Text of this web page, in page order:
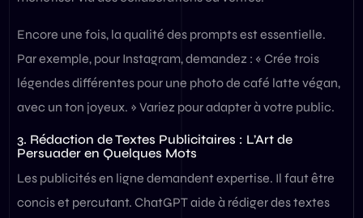
Encore une fois, la qualité des prompts est essentielle.
Par exemple, pour Instagram, demandez : « Crée trois
légendes différentes pour une photo de café latte végan,
avec un ton joyeux. » Variez pour adapter à votre public.
3. Rédaction de Textes Publicitaires : L’Art de
Persuader en Quelques Mots
Les publicités en ligne demandent expertise. Il faut être
concis et percutant. ChatGPT aide à rédiger des textes